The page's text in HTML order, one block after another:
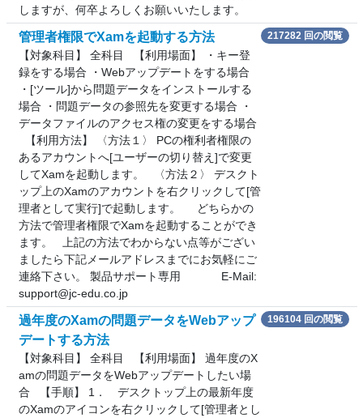
しますが、何卒よろしくお願いいたします。
管理者権限でXamを起動する方法
【対象科目】 全科目 【利用場面】 ・キー登
録をする場合 ・Webアップデートをする場合
・[ツール]から問題データをインストールする
場合 ・問題データの参照先を変更する場合 ・
データファイルのアクセス権の変更をする場合
【利用方法】 〈方法１〉 PCの権利者権限の
あるアカウントへ[ユーザーの切り替え]で変更
してXamを起動します。 〈方法２〉 デスクト
ップ上のXamのアカウントを右クリックして[管
理者として実行]で起動します。 どちらかの
方法で管理者権限でXamを起動することができ
ます。 上記の方法でわからない点等がござい
ましたら下記メールアドレスまでにお気軽にご
連絡下さい。 製品サポート専用 E-Mail:
support@jc-edu.co.jp
217282 回の閲覧
過年度のXamの問題データをWebアップ
デートする方法
【対象科目】 全科目 【利用場面】 過年度のX
amの問題データをWebアップデートしたい場
合 【手順】 1． デスクトップ上の最新年度
のXamのアイコンを右クリックして[管理者とし
196104 回の閲覧